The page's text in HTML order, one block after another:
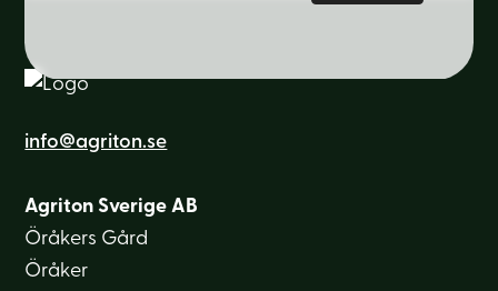
info@agriton.se
Agriton Sverige AB
Öråkers Gård
Öråker